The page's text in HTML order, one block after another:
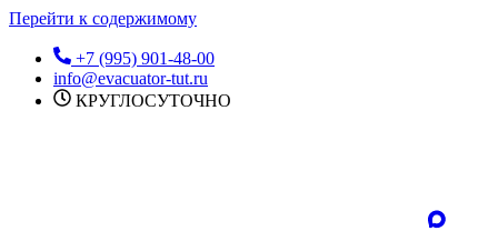
Перейти к содержимому
+7 (995) 901-48-00
info@evacuator-tut.ru
КРУГЛОСУТОЧНО